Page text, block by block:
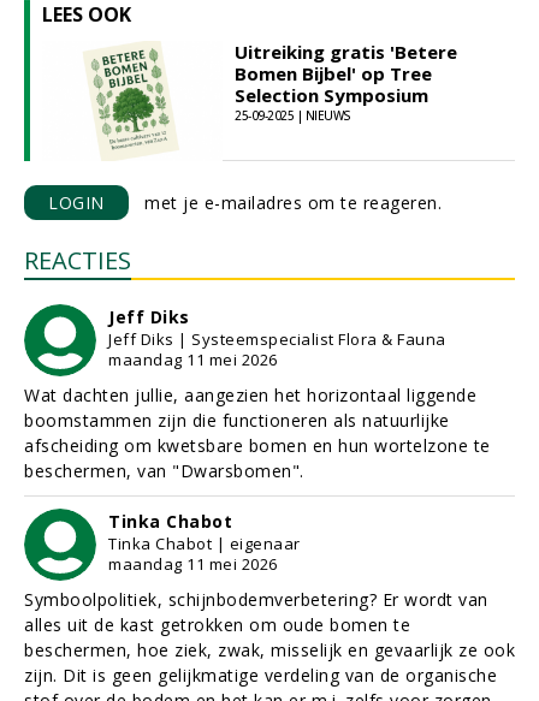
LEES OOK
Uitreiking gratis 'Betere
Bomen Bijbel' op Tree
Selection Symposium
25-09-2025 | NIEUWS
LOGIN met je e-mailadres om te reageren.
REACTIES
Jeff Diks
Jeff Diks | Systeemspecialist Flora & Fauna
maandag 11 mei 2026
Wat dachten jullie, aangezien het horizontaal liggende
boomstammen zijn die functioneren als natuurlijke
afscheiding om kwetsbare bomen en hun wortelzone te
beschermen, van "Dwarsbomen".
Tinka Chabot
Tinka Chabot | eigenaar
maandag 11 mei 2026
Symboolpolitiek, schijnbodemverbetering? Er wordt van
alles uit de kast getrokken om oude bomen te
beschermen, hoe ziek, zwak, misselijk en gevaarlijk ze ook
zijn. Dit is geen gelijkmatige verdeling van de organische